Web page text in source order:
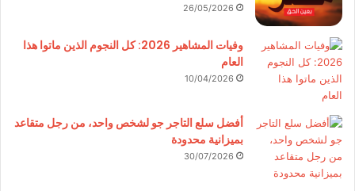
26/05/2026
وفيات المشاهير 2026: كل النجوم الذين ماتوا هذا
العام
10/04/2026
أفضل سلع التاجر جو لشخص واحد، من رجل متقاعد
بميزانية محدودة
30/07/2026